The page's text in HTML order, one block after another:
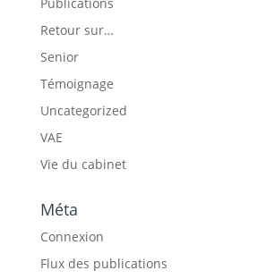
Publications
Retour sur…
Senior
Témoignage
Uncategorized
VAE
Vie du cabinet
Méta
Connexion
Flux des publications